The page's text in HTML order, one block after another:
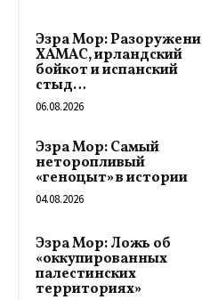
Эзра Мор:
ХАМАС, ирландский
бойкот и испанский
стыд…
06.08.2026
Эзра Мор: Самый
неторопливый
«геноцыт» в истории
04.08.2026
Эзра Мор: Ложь об
«оккупированных
палестинских
территориях»